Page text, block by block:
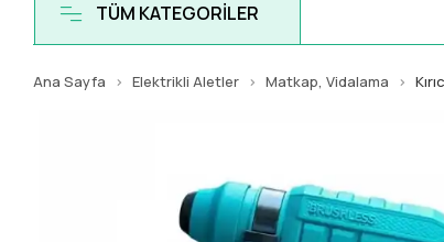
TÜM KATEGORİLER
Ana Sayfa Elektrikli Aletler Matkap, Vidalama